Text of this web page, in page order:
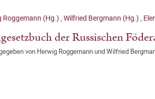
Roggemann (Hg.) ,Wilfried Bergmann (Hg.) ,
der Russischen
von Herwig Roggemann und Wilfried